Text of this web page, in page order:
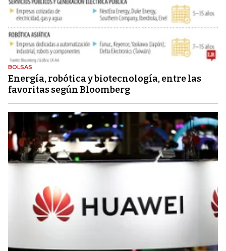
BOLSAS
Energía, robótica y biotecnología, entre las
favoritas según Bloomberg